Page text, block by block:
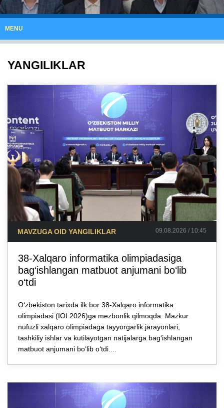
MENU
YANGILIKLAR
MAVZUGA OID YANGILIKLAR 09.08.2026 / 10:45
38-Xalqaro informatika olimpiadasiga
bag‘ishlangan matbuot anjumani bo‘lib
o‘tdi
O‘zbekiston tarixda ilk bor 38-Xalqaro informatika
olimpiadasi (IOI 2026)ga mezbonlik qilmoqda. Mazkur
nufuzli xalqaro olimpiadaga tayyorgarlik jarayonlari,
tashkiliy ishlar va kutilayotgan natijalarga bagʻishlangan
matbuot anjumani boʻlib oʻtdi....